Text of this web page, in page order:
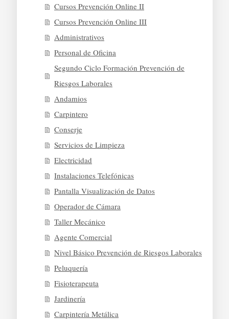
Cursos Prevención Online II
Cursos Prevención Online III
Administrativos
Personal de Oficina
Segundo Ciclo Formación Prevención de
Riesgos Laborales
Andamios
Carpintero
Conserje
Servicios de Limpieza
Electricidad
Instalaciones Telefónicas
Pantalla Visualización de Datos
Operador de Cámara
Taller Mecánico
Agente Comercial
Nivel Básico Prevención de Riesgos Laborales
Peluquería
Fisioterapeuta
Jardinería
Carpintería Metálica